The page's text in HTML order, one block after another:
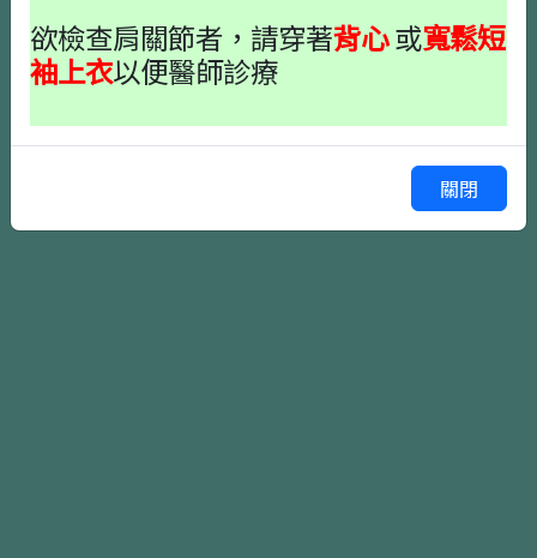
就醫備註
欲檢查肩關節者，請穿著背心或寬鬆短
袖上衣以便醫師診療
關閉